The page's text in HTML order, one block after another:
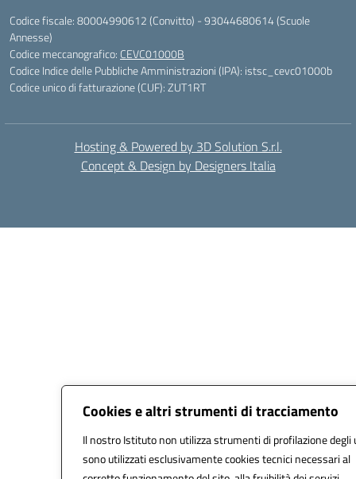
Cookies e altri strumenti di tracciamento
Il nostro Istituto non utilizza strumenti di profilazione
sono utilizzati esclusivamente cookies tecnici necessari al
Codice fiscale: 80004990612 (Convitto) - 93044680614 (Scuole
Annesse)
Codice meccanografico: CEVC01000B
Codice Indice delle Pubbliche Amministrazioni (IPA): istsc_cevc01000b
Codice unico di fatturazione (CUF): ZUT1RT
Hosting & Powered by 3D Solution S.r.l.
Concept & Design by Designers Italia